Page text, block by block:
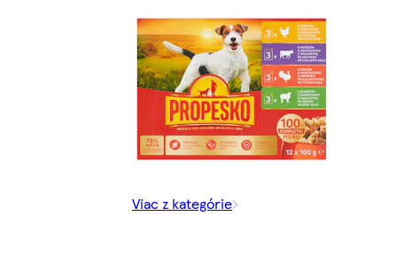
Viac z kategórie